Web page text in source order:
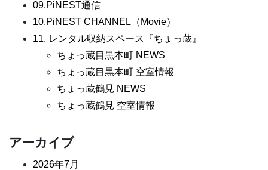
09.PiNEST通信
10.PiNEST CHANNEL（Movie）
11. レンタル収納スペース『ちょっ蔵』
ちょっ蔵目黒本町 NEWS
ちょっ蔵目黒本町 空室情報
ちょっ蔵鶴見 NEWS
ちょっ蔵鶴見 空室情報
アーカイブ
2026年7月